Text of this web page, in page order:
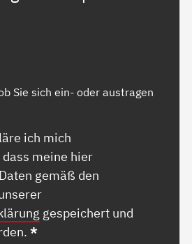
Sie sich ein- oder austragen
ich mich
meine hier
gemäß den
gespeichert und
*